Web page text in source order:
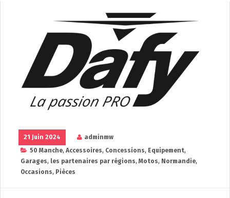
21 Juin 2024
adminmw
50 Manche, Accessoires, Concessions, Equipement,
Garages, les partenaires par régions, Motos, Normandie,
Occasions, Pièces